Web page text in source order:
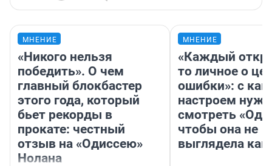
МНЕНИЕ
«Никого нельзя
победить». О чем
главный блокбастер
этого года, который
бьет рекорды в
прокате: честный
отзыв на «Одиссею»
Нолана
МНЕНИЕ
«Каждый
то личное о
ошибки»: с
настроем
смотреть
чтобы она не
выглядела как